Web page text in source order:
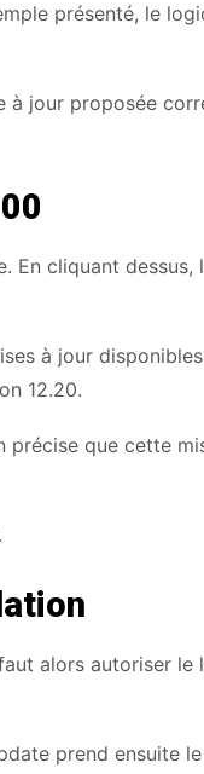
présenté, le
jour proposée
En cliquant
à jour
12.20.
que cette
alors autoriser
prend ensuite